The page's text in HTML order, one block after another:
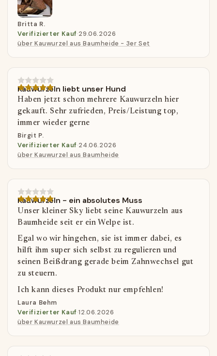
Britta R.
Verifizierter Kauf·29.06.2026
über Kauwurzel aus Baumheide - 3er Set
Kauwurzeln liebt unser Hund
Haben jetzt schon mehrere Kauwurzeln hier
gekauft. Sehr zufrieden, Preis/Leistung top,
immer wieder gerne
Birgit P.
Verifizierter Kauf·24.06.2026
über Kauwurzel aus Baumheide
Kauwurzeln - ein absolutes Muss
Unser kleiner Sky liebt seine Kauwurzeln aus
Baumheide seit er ein Welpe ist.
Egal wo wir hingehen, sie ist immer dabei, es
hilft ihm super sich selbst zu regulieren und
seinen Beißdrang gerade beim Zahnwechsel gut
zu steuern.
Ich kann dieses Produkt nur empfehlen!
Laura Behm
Verifizierter Kauf·12.06.2026
über Kauwurzel aus Baumheide